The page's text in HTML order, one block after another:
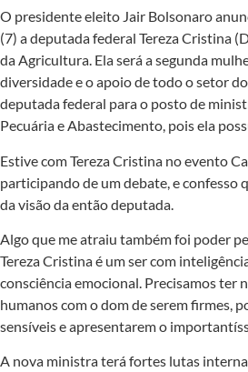
O presidente eleito Jair Bolsonaro
(7) a deputada federal Tereza Cristina
da Agricultura. Ela será a segunda
diversidade e o apoio de todo o setor
deputada federal para o posto de
Pecuária e Abastecimento, pois ela
Estive com Tereza Cristina no evento
participando de um debate, e confesso
da visão da então deputada.
Algo que me atraiu também foi poder
Tereza Cristina é um ser com
consciência emocional. Precisamos ter
humanos com o dom de serem firmes,
sensíveis e apresentarem o
A nova ministra terá fortes lutas